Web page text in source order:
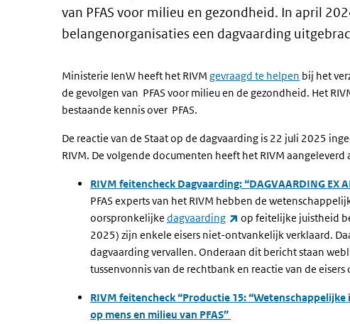
van PFAS voor milieu en gezondheid. In april
belangenorganisaties een dagvaarding
Ministerie IenW heeft het RIVM gevraagd te helpen bij het
de gevolgen van PFAS voor milieu en de gezondheid. Het
bestaande kennis over PFAS.
De reactie van de Staat op de dagvaarding is 22 juli 2025
RIVM. De volgende documenten heeft het RIVM
RIVM feitencheck Dagvaarding: “DAGVAARDING EX
PFAS experts van het RIVM hebben de
oorspronkelijke dagvaarding (externe link)
op feitelijke juistheid
2025) zijn enkele eisers niet-ontvankelijk verklaard.
dagvaarding vervallen. Onderaan dit bericht staan
tussenvonnis van de rechtbank en reactie van de
RIVM feitencheck “Productie 15:
op mens en milieu van PFAS”